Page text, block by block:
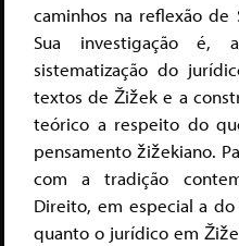
caminhos na reflexão
Sua investigação é,
sistematização do
textos de Žižek e a
teórico a respeito do
pensamento žižekiano.
com a tradição
Direito, em especial a
quanto o jurídico em